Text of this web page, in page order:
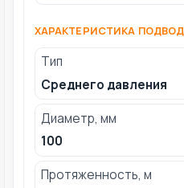
ХАРАКТЕРИСТИКА
Тип
Среднего давления
Диаметр, мм
100
Протяженность, м